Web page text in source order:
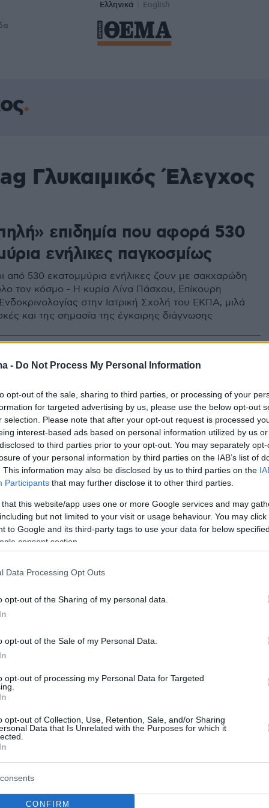
- Do Not Process My Personal Information
opt-out of the sale, sharing to third parties, or processing of your
for targeted advertising by us, please use the below opt-out
selection. Please note that after your opt-out request is processed
interest-based ads based on personal information utilized by us
to third parties prior to your opt-out. You may separately
of your personal information by third parties on the IAB’s list of
This information may also be disclosed by us to third parties on the
Participants that may further disclose it to other third parties.
that this website/app uses one or more Google services and may
but not limited to your visit or usage behaviour. You may
to Google and its third-party tags to use your data for below
consent section.
Data Processing Opt Outs
opt-out of the Sharing of my personal data.
opt-out of the Sale of my Personal Data.
opt-out of processing my Personal Data for Targeted
opt-out of Collection, Use, Retention, Sale, and/or Sharing
Data that Is Unrelated with the Purposes for which it
CONFIRM
Ελληνικά English
Γλυκαιμικός Έλεγχος
επιδημία που αφορά 530
ενήλικες παγκοσμίως
από 530 εκατομμύρια ενήλικες ζουν με σακχαρώδη
τον κόσμο - Η κυρία Λίνα Πάσχου, Επίκουρη
στην Ιατρική Σχολή του ΕΚΠΑ, μιλά
και της σημασία της έγκαιρης διάγνωσης
πόδι: Η κίνηση – κλειδί που
τον κίνδυνο εμφάνισης έλκους
γλυκαιμικός έλεγχος των ασθενών με σακχαρώδη
1 μειώνει τον κίνδυνο εμφάνισης διαβητικών ελκών
αποκαλύπτει πρόσφατη μελέτη
βάρους: Τα πασίγνωστα
που μας παχαίνουν ξανά και
των χαμένων κιλών. Μια νέα έρευνα
κοντά στην γρήγορη επαναπρόσληψη του βάρους
ή ρύζι; Έρευνα αποκαλύπτει
δείπνο για διαβητικούς και
που θέλουν την πατάτα να μην αποτελεί
διατροφική επιλογή για τους πάσχοντες από
2 έρχονται να αποκρούσουν τα -προκαταρκτικά-
επιστημονικής μελέτης. Τελικά επιτρέπονται οι
των διαβητικών;